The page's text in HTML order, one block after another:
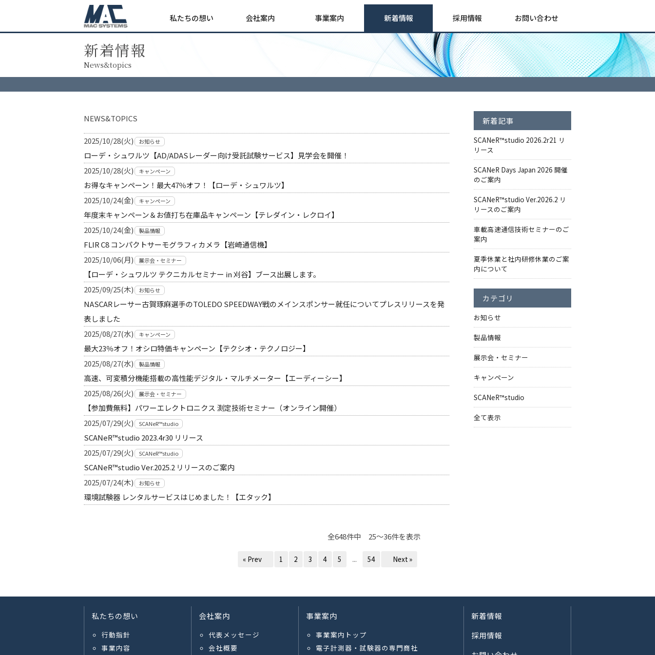
私たちの想い 会社案内 事業案内 新着情報 採用情報 お問い合わせ
新着情報
News&topics
新着記事
SCANeR™studio 2026.2r21 リ
リース
SCANeR Days Japan 2026 開催
のご案内
SCANeR™studio Ver.2026.2 リ
リースのご案内
車載高速通信技術セミナーのご
案内
夏季休業と社内研修休業のご案
内について
カテゴリ
お知らせ
製品情報
展示会・セミナー
キャンペーン
SCANeR™studio
全て表示
NEWS&TOPICS
2025/10/28(火) お知らせ
ローデ・シュワルツ【AD/ADASレーダー向け受託試験サービス】見学会を開催！
2025/10/28(火)
キャンペーン
お得なキャンペーン！最大47％オフ！【ローデ・シュワルツ】
2025/10/24(金)
キャンペーン
年度末キャンペーン＆お値打ち在庫品キャンペーン【テレダイン・レクロイ】
2025/10/24(金)
製品情報
FLIR C8 コンパクトサーモグラフィカメラ【岩崎通信機】
2025/10/06(月)
展示会・セミナー
【ローデ・シュワルツ テクニカルセミナー in 刈谷】ブース出展します。
2025/09/25(木)
お知らせ
NASCARレーサー古賀琢麻選手のTOLEDO SPEEDWAY戦のメインスポンサー就任についてプレスリリースを発
表しました
2025/08/27(水)
キャンペーン
最大23％オフ！オシロ特価キャンペーン【テクシオ・テクノロジー】
2025/08/27(水)
製品情報
高速、可変積分機能搭載の高性能デジタル・マルチメーター【エーディーシー】
2025/08/26(火)
展示会・セミナー
【参加費無料】パワーエレクトロニクス 測定技術セミナー（オンライン開催）
2025/07/29(火)
SCANeR™studio
SCANeR™studio 2023.4r30 リリース
2025/07/29(火)
SCANeR™studio
SCANeR™studio Ver.2025.2 リリースのご案内
2025/07/24(木)
お知らせ
環境試験器 レンタルサービスはじめました！【エタック】
全648件中 25～36件を表示
« Prev 1 2 3 4 5 ... 54 Next »
私たちの想い
行動指針
事業内容
会社案内
代表メッセージ
会社概要
事業案内
事業案内トップ
電子計測器・試験器の専門商社
新着情報
採用情報